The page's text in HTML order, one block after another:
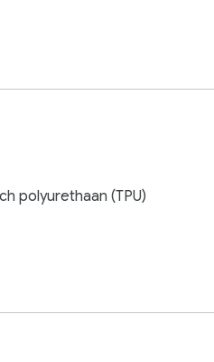
polyurethaan (TPU)